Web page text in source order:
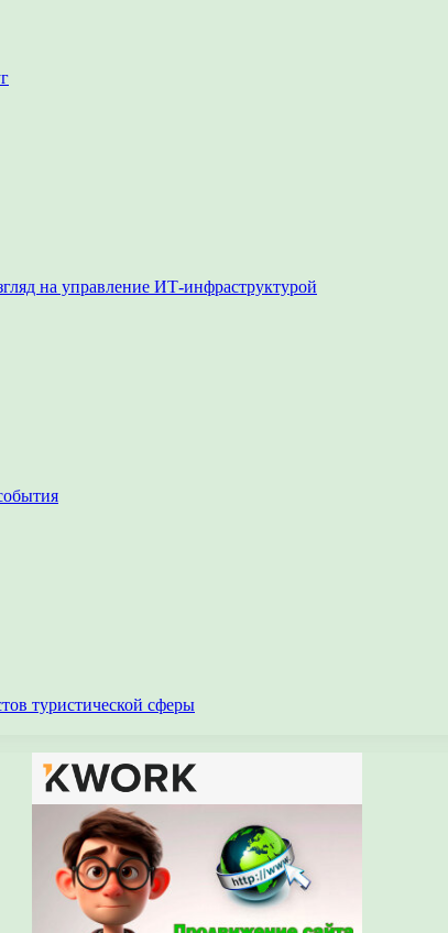
на управление ИТ-инфраструктурой
туристической сферы